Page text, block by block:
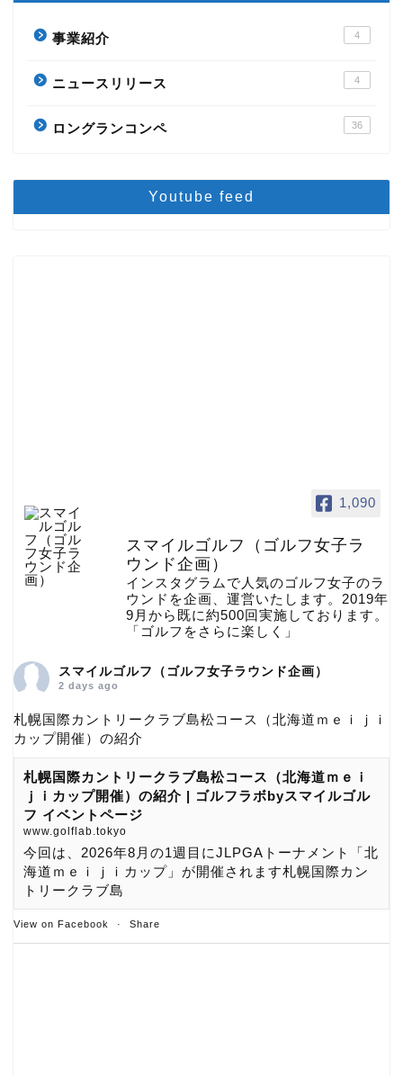
事業紹介 4
ニュースリリース 4
ロングランコンペ 36
Youtube feed
1,090
スマイルゴルフ（ゴルフ女子ラ
ウンド企画）
インスタグラムで人気のゴルフ女子のラ
ウンドを企画、運営いたします。2019年
9月から既に約500回実施しております。
「ゴルフをさらに楽しく」
スマイルゴルフ（ゴルフ女子ラウンド企画）
2 days ago
札幌国際カントリークラブ島松コース（北海道ｍｅｉｊｉ
カップ開催）の紹介
札幌国際カントリークラブ島松コース（北海道ｍｅｉ
ｊｉカップ開催）の紹介 | ゴルフラボbyスマイルゴル
フ イベントページ
www.golflab.tokyo
今回は、2026年8月の1週目にJLPGAトーナメント「北
海道ｍｅｉｊｉカップ」が開催されます札幌国際カン
トリークラブ島
View on Facebook · Share